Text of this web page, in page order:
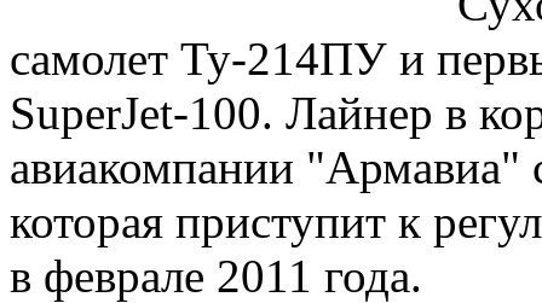
самолет Ту-214ПУ и
SuperJet-100. Лайнер в
авиакомпании "Армавиа"
которая приступит к
в феврале 2011 года.